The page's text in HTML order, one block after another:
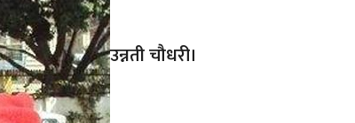
उन्नती चौधरी।